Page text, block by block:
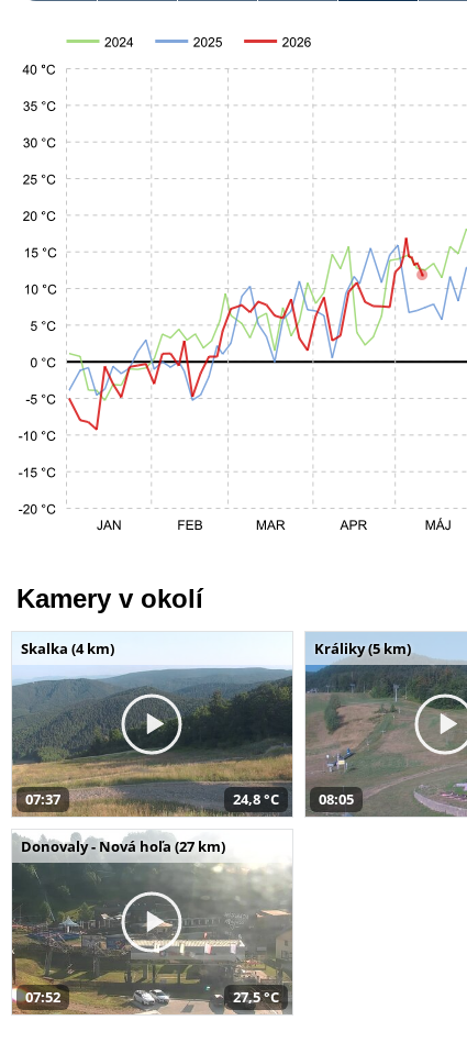
Kamery v okolí
Skalka (4 km)
07:37 24,8 °C
Králiky (5 km)
08:05
Donovaly - Nová hoľa (27 km)
07:52 27,5 °C